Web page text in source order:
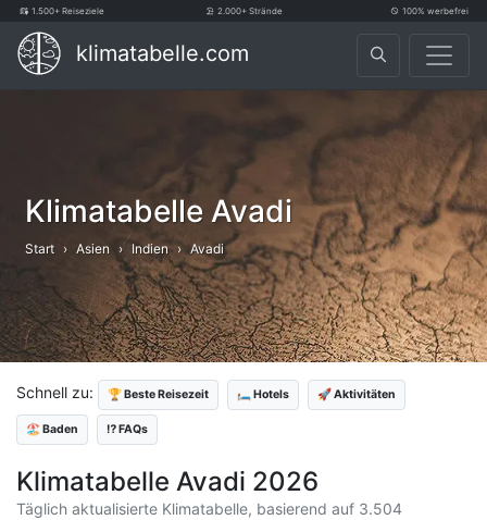
1.500+ Reiseziele 2.000+ Strände 100% werbefrei
klimatabelle.com
Klimatabelle Avadi
Start Asien Indien Avadi
Schnell zu: 🏆 Beste Reisezeit 🛏️ Hotels 🚀 Aktivitäten
🏖️ Baden ⁉️ FAQs
Klimatabelle Avadi 2026
Täglich aktualisierte Klimatabelle, basierend auf 3.504